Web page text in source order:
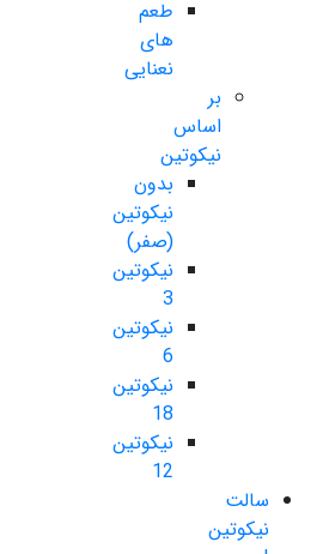
طعم
های
نعنایی
بر
اساس
نیکوتین
بدون
نیکوتین
(صفر)
نیکوتین
3
نیکوتین
6
نیکوتین
18
نیکوتین
12
سالت
نیکوتین